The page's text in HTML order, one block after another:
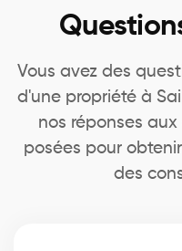
Vous avez des
d'une propriété à
nos réponses
posées pour
des